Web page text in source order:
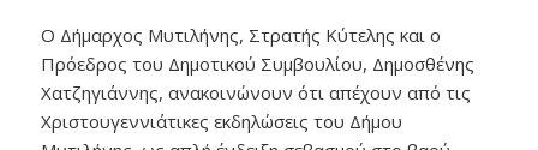
O Δήμαρχος Μυτιλήνης, Στρατής Κύτελης και ο
Πρόεδρος του Δημοτικού Συμβουλίου, Δημοσθένης
Χατζηγιάννης, ανακοινώνουν ότι απέχουν από τις
Χριστουγεννιάτικες εκδηλώσεις του Δήμου